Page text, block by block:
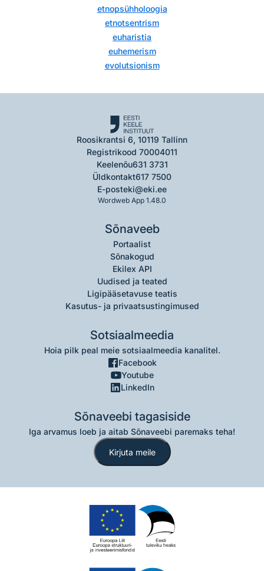
etnopsühholoogia
etnotsentrism
euharistia
euhemerism
evolutsionism
Roosikrantsi 6, 10119 Tallinn
Registrikood 70004011
Keelenõu631 3731
Üldkontakt617 7500
E-posteki@eki.ee
Wordweb App 1.48.0
Sõnaveeb
Portaalist
Sõnakogud
Ekilex API
Uudised ja teated
Ligipääsetavuse teatis
Kasutus- ja privaatsustingimused
Sotsiaalmeedia
Hoia pilk peal meie sotsiaalmeedia kanalitel.
Facebook
Youtube
LinkedIn
Sõnaveebi tagasiside
Iga arvamus loeb ja aitab Sõnaveebi paremaks teha!
Kirjuta meile